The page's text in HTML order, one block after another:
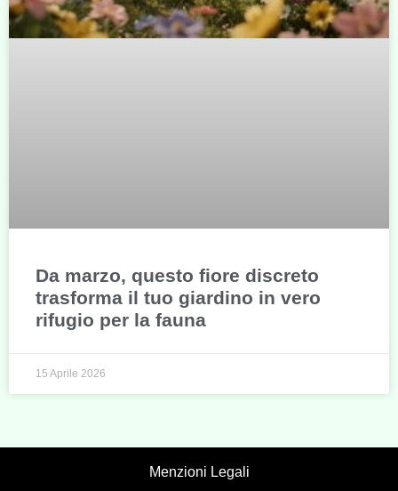
Da marzo, questo fiore discreto
trasforma il tuo giardino in vero
rifugio per la fauna
15 Aprile 2026
Menzioni Legali